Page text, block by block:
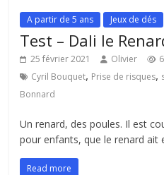
A partir de 5 ans Jeux de dés
Test – Dali le
25 février 2021 Olivier
Cyril Bouquet, Prise de risques,
Bonnard
Un renard, des poules. Il est
pour enfants, que le renard ait
Read more